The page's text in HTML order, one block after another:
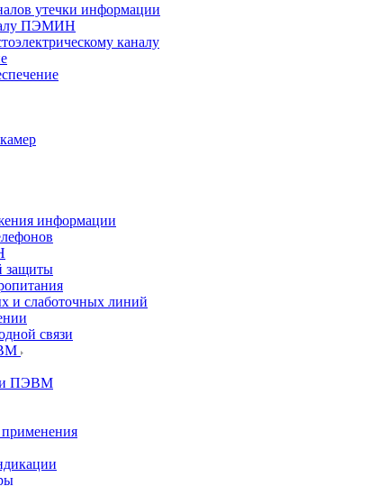
утечки информации
ПЭМИН
каналу
информации
защиты
и слаботочных линий
связи
и ПЭВМ